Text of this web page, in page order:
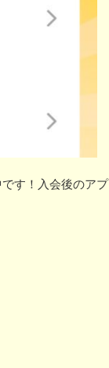
す！入会後のアプ